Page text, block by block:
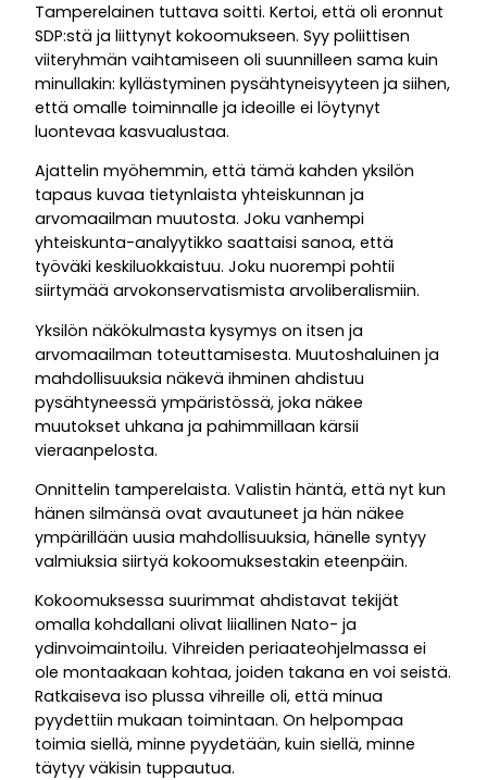
Tamperelainen tuttava soitti. Kertoi, että oli eronnut
SDP:stä ja liittynyt kokoomukseen. Syy poliittisen
viiteryhmän vaihtamiseen oli suunnilleen sama kuin
minullakin: kyllästyminen pysähtyneisyyteen ja siihen,
että omalle toiminnalle ja ideoille ei löytynyt
luontevaa kasvualustaa.
Ajattelin myöhemmin, että tämä kahden yksilön
tapaus kuvaa tietynlaista yhteiskunnan ja
arvomaailman muutosta. Joku vanhempi
yhteiskunta-analyytikko saattaisi sanoa, että
työväki keskiluokkaistuu. Joku nuorempi pohtii
siirtymää arvokonservatismista arvoliberalismiin.
Yksilön näkökulmasta kysymys on itsen ja
arvomaailman toteuttamisesta. Muutoshaluinen ja
mahdollisuuksia näkevä ihminen ahdistuu
pysähtyneessä ympäristössä, joka näkee
muutokset uhkana ja pahimmillaan kärsii
vieraanpelosta.
Onnittelin tamperelaista. Valistin häntä, että nyt kun
hänen silmänsä ovat avautuneet ja hän näkee
ympärillään uusia mahdollisuuksia, hänelle syntyy
valmiuksia siirtyä kokoomuksestakin eteenpäin.
Kokoomuksessa suurimmat ahdistavat tekijät
omalla kohdallani olivat liiallinen Nato- ja
ydinvoimaintoilu. Vihreiden periaateohjelmassa ei
ole montaakaan kohtaa, joiden takana en voi seistä.
Ratkaiseva iso plussa vihreille oli, että minua
pyydettiin mukaan toimintaan. On helpompaa
toimia siellä, minne pyydetään, kuin siellä, minne
täytyy väkisin tuppautua.